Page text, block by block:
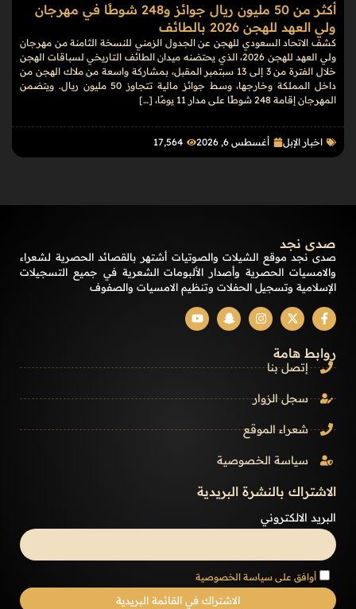
أكثر من 50 مليون ريال جوائز و248 شوطًا في مهرجان
ولي العهد للهجن 2026 بالطائف
كشف الاتحاد السعودي للهجن عن الجدول الزمني للنسخة الثامنة من مهرجان
ولي العهد للهجن 2026، الذي يحتضنه ميدان الطائف التاريخي لسباقات الهجن
خلال الفترة من 3 إلى 13 سبتمبر المقبل، بمشاركة واسعة من ملاك الهجن من
داخل المملكة وخارجها، وسط جوائز مالية تتجاوز 50 مليون ريال. ويتضمن
المهرجان إقامة 248 شوطًا على مدار 11 يومًا، […]
اخبار الإبل أغسطس 6, 2026 17٬564
صدى نجد
صدى نجد موقع الشيلات والصوتيات أشتهر بالقصائد الحصرية لشعراء
والامسيات الحصرية وأصدار الألبومات الشعرية في جميع التسجيلات
الإسلامية وتسجيل الحفلات وتنظيم الامسيات والصفوف
روابط هامة
إتصل بنا
سجل الزوار
شعراء الموقع
سياسة الخصوصية
الاشتراك بالنشرة البريدية
البريد الالكتروني
أوافق على سياسة الخصوصية